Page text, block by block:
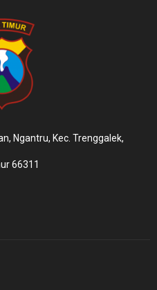
Ngantru, Kec. Trenggalek,
66311